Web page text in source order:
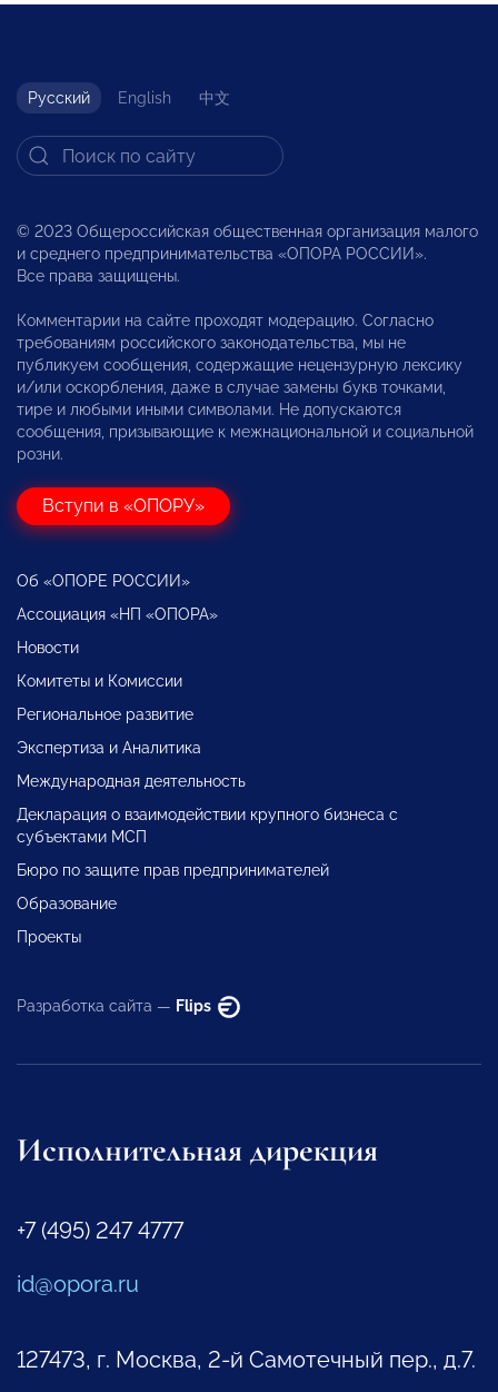
Русский English 中文
© 2023 Общероссийская общественная организация малого
и среднего предпринимательства «ОПОРА РОССИИ».
Все права защищены.
Комментарии на сайте проходят модерацию. Согласно
требованиям российского законодательства, мы не
публикуем сообщения, содержащие нецензурную лексику
и/или оскорбления, даже в случае замены букв точками,
тире и любыми иными символами. Не допускаются
сообщения, призывающие к межнациональной и социальной
розни.
Вступи в «ОПОРУ»
Об «ОПОРЕ РОССИИ»
Ассоциация «НП «ОПОРА»
Новости
Комитеты и Комиссии
Региональное развитие
Экспертиза и Аналитика
Международная деятельность
Декларация о взаимодействии крупного бизнеса с
субъектами МСП
Бюро по защите прав предпринимателей
Образование
Проекты
Разработка сайта — Flips
Исполнительная дирекция
+7 (495) 247 4777
id@opora.ru
127473, г. Москва, 2-й Самотечный пер., д.7.